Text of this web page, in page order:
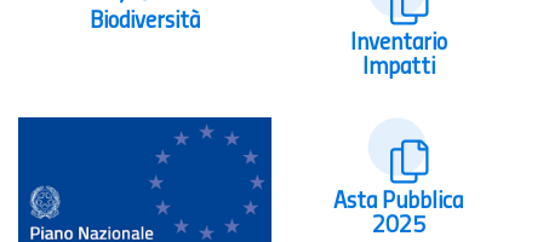
Biodiversità
Inventario
Impatti
Asta Pubblica
2025